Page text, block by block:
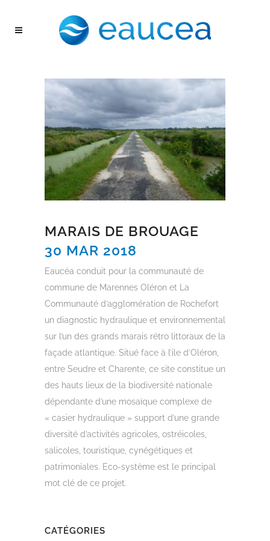
MARAIS DE BROUAGE
30 MAR 2018
Eaucéa conduit pour la communauté de
commune de Marennes Oléron et La
Communauté d’agglomération de Rochefort
un diagnostic hydraulique et environnemental
sur l’un des grands marais rétro littoraux de la
façade atlantique. Situé face à l’ile d’Oléron,
entre Seudre et Charente, ce site constitue un
des hauts lieux de la biodiversité nationale
dépendante d’une mosaïque complexe de
« casier hydraulique » support d’une grande
diversité d’activités agricoles, ostréicoles,
salicoles, touristique, cynégétiques et
patrimoniales. Eco-système est le principal
mot clé de ce projet.
CATÉGORIES